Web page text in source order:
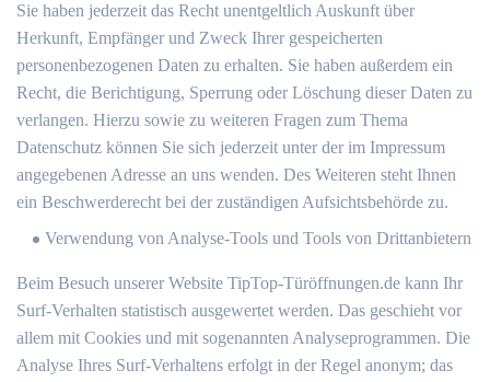
Sie haben jederzeit das Recht unentgeltlich Auskunft über
Herkunft, Empfänger und Zweck Ihrer gespeicherten
personenbezogenen Daten zu erhalten. Sie haben außerdem ein
Recht, die Berichtigung, Sperrung oder Löschung dieser Daten zu
verlangen. Hierzu sowie zu weiteren Fragen zum Thema
Datenschutz können Sie sich jederzeit unter der im Impressum
angegebenen Adresse an uns wenden. Des Weiteren steht Ihnen
ein Beschwerderecht bei der zuständigen Aufsichtsbehörde zu.
Verwendung von Analyse-Tools und Tools von Drittanbietern
Beim Besuch unserer Website TipTop-Türöffnungen.de kann Ihr
Surf-Verhalten statistisch ausgewertet werden. Das geschieht vor
allem mit Cookies und mit sogenannten Analyseprogrammen. Die
Analyse Ihres Surf-Verhaltens erfolgt in der Regel anonym; das